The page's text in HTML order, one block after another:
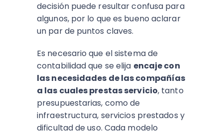
decisión puede resultar confusa para
algunos, por lo que es bueno aclarar
un par de puntos claves.
Es necesario que el sistema de
contabilidad que se elija encaje con
las necesidades de las compañías
a las cuales prestas servicio, tanto
presupuestarias, como de
infraestructura, servicios prestados y
dificultad de uso. Cada modelo